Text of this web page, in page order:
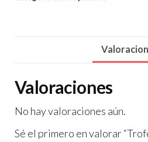
Valoraciones
No hay valoraciones aún.
Sé el primero en valorar